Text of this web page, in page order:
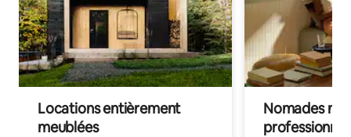
Locations entièrement
meublées
Nomades